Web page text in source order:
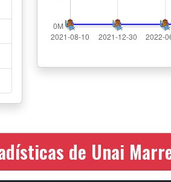
de Unai